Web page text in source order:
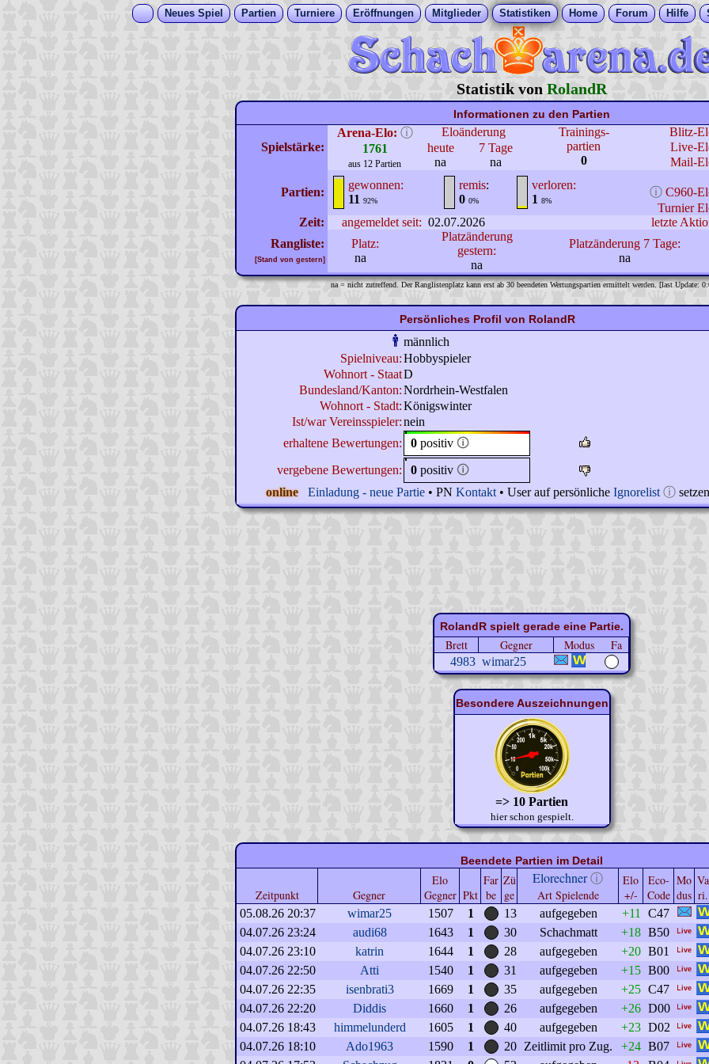
Neues Spiel Partien Turniere Eröffnungen Mitglieder Statistiken Home Forum Hilfe
Statistik von RolandR
Informationen zu den Partien
Spielstärke:
Arena-Elo: ⓘ
1761
aus 12 Partien
Eloänderung
Trainings-
partien
0
Blitz-
heute
na
7 Tage
na
Live-
Mail-
Partien:
gewonnen:
11 92%
remis:
0 0%
verloren:
1 8%
ⓘ C960-
Turnier
Zeit:
angemeldet seit: 02.07.2026
letzte
Rangliste:
[Stand von gestern]
Platz:
na
Platzänderung
gestern:
na
Platzänderung 7 Tage:
na
na = nicht zutreffend. Der Ranglistenplatz kann erst ab 30 beendeten Wertungspartien ermittelt werden. [last Update:
Persönliches Profil von RolandR
männlich
Spielniveau:Hobbyspieler
Wohnort - StaatD
Bundesland/Kanton:Nordrhein-Westfalen
Wohnort - Stadt:Königswinter
Ist/war Vereinsspieler:nein
erhaltene Bewertungen:
0 positiv 🛈
vergebene Bewertungen:
0 positiv 🛈
online
Einladung - neue Partie• PN Kontakt• User auf persönliche Ignorelist ⓘsetzen
RolandR spielt gerade eine Partie.
Brett Gegner Modus Fa
4983 wimar25
Besondere Auszeichnungen
=> 10 Partien
hier schon gespielt.
Beendete Partien im Detail
Zeitpunkt Gegner
Elo
Gegner Pkt
Far
be
Zü
ge
Elorechnerⓘ
Art Spielende
Elo
+/-
Eco-
Code
Mo
dus
Va
ri.
05.08.26 20:37 wimar25 1507 1 13 aufgegeben +11
C47
04.07.26 23:24
audi68 1643 1 30 Schachmatt +18 B50
04.07.26 23:10
katrin 1644 1 28 aufgegeben +20 B01
04.07.26 22:50
Atti 1540 1 31 aufgegeben +15 B00
04.07.26 22:35
isenbrati3 1669 1 35 aufgegeben +25 C47
04.07.26 22:20
Diddis 1660 1 26 aufgegeben +26 D00
04.07.26 18:43
himmelunderd 1605 1 40 aufgegeben +23 D02
04.07.26 18:10
Ado1963 1590 1 20 Zeitlimit pro Zug. +24 B07